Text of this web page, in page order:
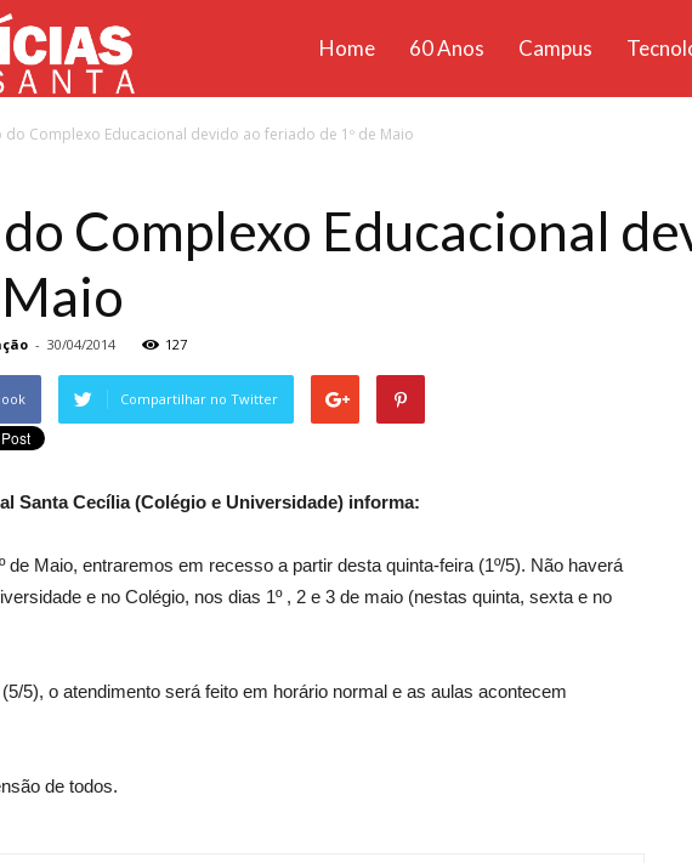
Unisanta
Home 60 Anos Campus
do Complexo Educacional devido ao feriado de 1º de Maio
do Complexo Educacional
- 30/04/2014 127
Compartilhar no Twitter
Santa Cecília (Colégio e Universidade) informa:
de Maio, entraremos em recesso a partir desta quinta-feira (1º/5). Não haverá
e no Colégio, nos dias 1º , 2 e 3 de maio (nestas quinta, sexta e no
5), o atendimento será feito em horário normal e as aulas acontecem
de todos.